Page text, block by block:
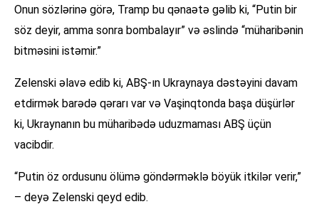
Onun sözlərinə görə, Tramp bu qənaətə gəlib ki, “Putin bir
söz deyir, amma sonra bombalayır” və əslində “müharibənin
bitməsini istəmir.”
Zelenski əlavə edib ki, ABŞ-ın Ukraynaya dəstəyini davam
etdirmək barədə qərarı var və Vaşinqtonda başa düşürlər
ki, Ukraynanın bu müharibədə uduzmaması ABŞ üçün
vacibdir.
“Putin öz ordusunu ölümə göndərməklə böyük itkilər verir,”
– deyə Zelenski qeyd edib.